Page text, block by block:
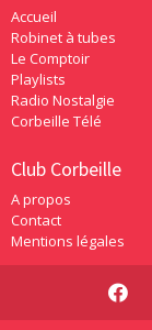
Accueil
Robinet à tubes
Le Comptoir
Playlists
Radio Nostalgie
Corbeille Télé
Club Corbeille
A propos
Contact
Mentions légales